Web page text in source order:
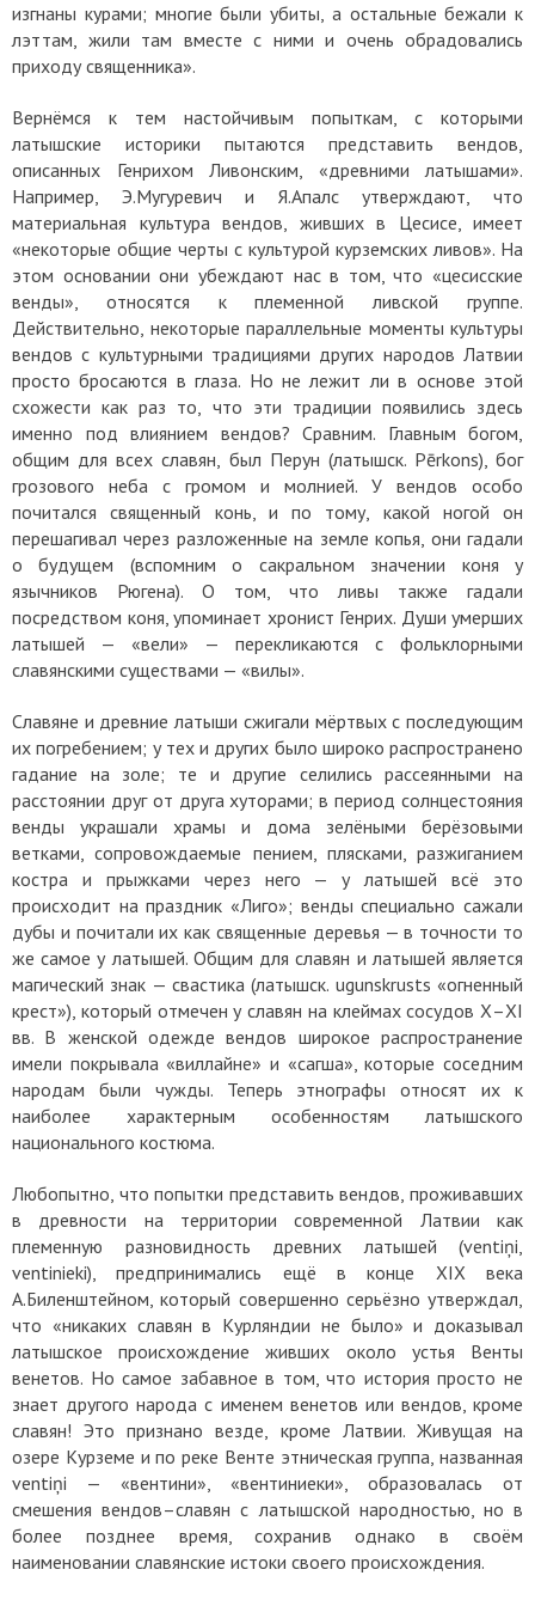
изгнаны курами; многие были убиты, а остальные бежали к
лэттам, жили там вместе с ними и очень обрадовались
приходу священника».
Вернёмся к тем настойчивым попыткам, с которыми
латышские историки пытаются представить вендов,
описанных Генрихом Ливонским, «древними латышами».
Например, Э.Мугуревич и Я.Апалс утверждают, что
материальная культура вендов, живших в Цесисе, имеет
«некоторые общие черты с культурой курземских ливов». На
этом основании они убеждают нас в том, что «цесисские
венды», относятся к племенной ливской группе.
Действительно, некоторые параллельные моменты культуры
вендов с культурными традициями других народов Латвии
просто бросаются в глаза. Но не лежит ли в основе этой
схожести как раз то, что эти традиции появились здесь
именно под влиянием вендов? Сравним. Главным богом,
общим для всех славян, был Перун (латышск. Pērkons), бог
грозового неба с громом и молнией. У вендов особо
почитался священный конь, и по тому, какой ногой он
перешагивал через разложенные на земле копья, они гадали
о будущем (вспомним о сакральном значении коня у
язычников Рюгена). О том, что ливы также гадали
посредством коня, упоминает хронист Генрих. Души умерших
латышей — «вели» — перекликаются с фольклорными
славянскими существами — «вилы».
Славяне и древние латыши сжигали мёртвых с последующим
их погребением; у тех и других было широко распространено
гадание на золе; те и другие селились рассеянными на
расстоянии друг от друга хуторами; в период солнцестояния
венды украшали храмы и дома зелёными берёзовыми
ветками, сопровождаемые пением, плясками, разжиганием
костра и прыжками через него — у латышей всё это
происходит на праздник «Лиго»; венды специально сажали
дубы и почитали их как священные деревья — в точности то
же самое у латышей. Общим для славян и латышей является
магический знак — свастика (латышск. ugunskrusts «огненный
крест»), который отмечен у славян на клеймах сосудов Х–ХI
вв. В женской одежде вендов широкое распространение
имели покрывала «виллайне» и «сагша», которые соседним
народам были чужды. Теперь этнографы относят их к
наиболее характерным особенностям латышского
национального костюма.
Любопытно, что попытки представить вендов, проживавших
в древности на территории современной Латвии как
племенную разновидность древних латышей (ventiņi,
ventinieki), предпринимались ещё в конце XIX века
А.Биленштейном, который совершенно серьёзно утверждал,
что «никаких славян в Курляндии не было» и доказывал
латышское происхождение живших около устья Венты
венетов. Но самое забавное в том, что история просто не
знает другого народа с именем венетов или вендов, кроме
славян! Это признано везде, кроме Латвии. Живущая на
озере Курземе и по реке Венте этническая группа, названная
ventiņi — «вентини», «вентиниеки», образовалась от
смешения вендов–славян с латышской народностью, но в
более позднее время, сохранив однако в своём
наименовании славянские истоки своего происхождения.